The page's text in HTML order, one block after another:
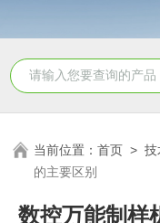
当前位置：首页 >技
的主要区别
数控万能制样